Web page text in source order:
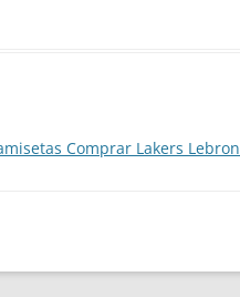
Comprar Lakers Lebron